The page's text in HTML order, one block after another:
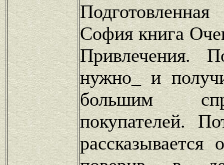
София книга
Привлечения.
нужно_ и
большим
покупателей.